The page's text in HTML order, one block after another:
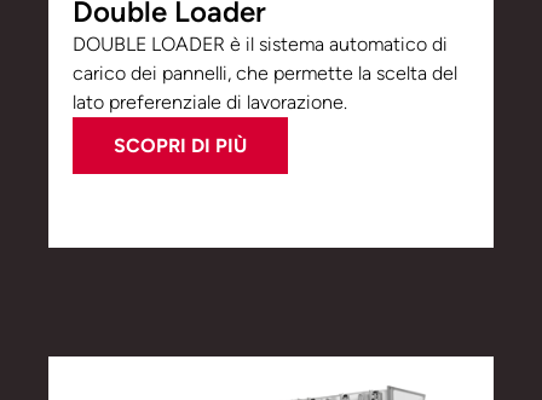
Double Loader
DOUBLE LOADER è il sistema automatico di
carico dei pannelli, che permette la scelta del
lato preferenziale di lavorazione.
SCOPRI DI PIÙ